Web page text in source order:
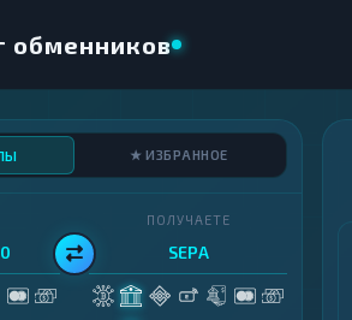
обменников
★ ИЗБРАННОЕ
ПОЛУЧАЕТЕ
SEPA